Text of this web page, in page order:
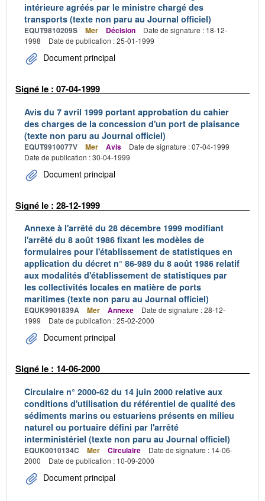
intérieure agréés par le ministre chargé des
transports (texte non paru au Journal officiel)
EQUT9810209S Mer Décision
Date de signature : 18-12-
1998
Date de publication : 25-01-1999
Document principal
Signé le : 07-04-1999
Avis du 7 avril 1999 portant approbation du cahier
des charges de la concession d'un port de plaisance
(texte non paru au Journal officiel)
EQUT9910077V Mer Avis
Date de signature : 07-04-1999
Date de publication : 30-04-1999
Document principal
Signé le : 28-12-1999
Annexe à l'arrêté du 28 décembre 1999 modifiant
l'arrêté du 8 août 1986 fixant les modèles de
formulaires pour l'établissement de statistiques en
application du décret n° 86-989 du 8 août 1986 relatif
aux modalités d'établissement de statistiques par
les collectivités locales en matière de ports
maritimes (texte non paru au Journal officiel)
EQUK9901839A Mer Annexe
Date de signature : 28-12-
1999
Date de publication : 25-02-2000
Document principal
Signé le : 14-06-2000
Circulaire n° 2000-62 du 14 juin 2000 relative aux
conditions d'utilisation du référentiel de qualité des
sédiments marins ou estuariens présents en milieu
naturel ou portuaire défini par l'arrêté
interministériel (texte non paru au Journal officiel)
EQUK0010134C Mer Circulaire
Date de signature : 14-06-
2000
Date de publication : 10-09-2000
Document principal